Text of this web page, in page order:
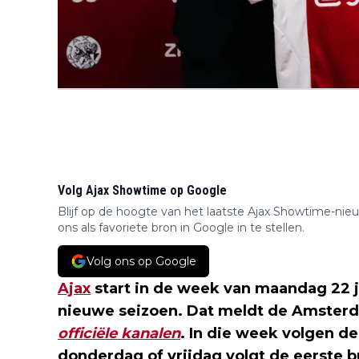
Volg Ajax Showtime op Google
Blijf op de hoogte van het laatste Ajax Showtime-
ons als favoriete bron in Google in te stellen.
Volg ons op Google
Ajax start in de week van maandag
nieuwe seizoen. Dat meldt de
officiële kanalen. In die week volgen